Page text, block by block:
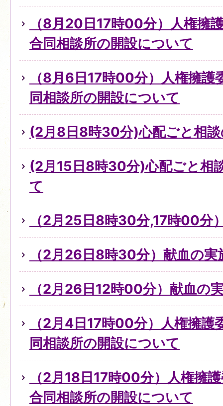
（8月20日17時00分）人権擁
合同相談所の開設について
（8月6日17時00分）人権擁護
同相談所の開設について
(2月8日8時30分)心配ごと相
(2月15日8時30分)心配ごと相
て
（2月25日8時30分,17時00分
（2月26日8時30分）献血の
（2月26日12時00分）献血の
（2月4日17時00分）人権擁護
同相談所の開設について
（2月18日17時00分）人権擁
合同相談所の開設について